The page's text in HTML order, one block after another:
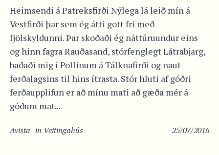
Heimsendi á Patreksfirði Nýlega lá leið mín á
Vestfirði þar sem ég átti gott frí með
fjölskyldunni. Þar skoðaði ég náttúruundur eins
og hinn fagra Rauðasand, stórfenglegt Látrabjarg,
baðaði mig í Pollinum á Tálknafirði og naut
ferðalagsins til hins ítrasta. Stór hluti af góðri
ferðaupplifun er að mínu mati að gæða mér á
góðum mat...
25/07/2016
Avista in Veitingahús